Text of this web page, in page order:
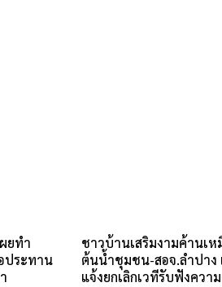
ยทำ
ประทาน
ชาวบ้านเสริมงามค้านเ
ต้นน้ำชุมชน-สอจ.ลำปา
แจ้งยกเลิกเวทีรับฟังคว